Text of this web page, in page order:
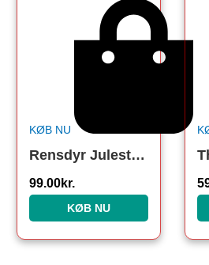
KØB NU
Rensdyr Julestrømper. Julesokker
99.00kr.
KØB NU